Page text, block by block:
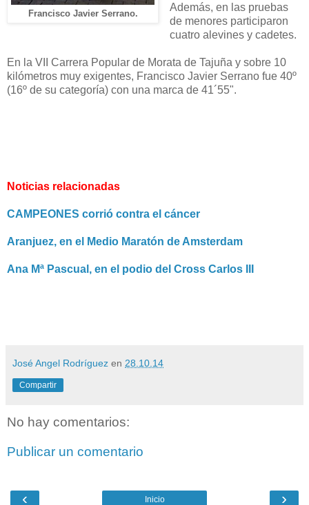
Francisco Javier Serrano.
Además, en las pruebas
de menores participaron
cuatro alevines y cadetes.
En la VII Carrera Popular de Morata de Tajuña y sobre 10
kilómetros muy exigentes, Francisco Javier Serrano fue 40º
(16º de su categoría) con una marca de 41´55".
Noticias relacionadas
CAMPEONES corrió contra el cáncer
Aranjuez, en el Medio Maratón de Amsterdam
Ana Mª Pascual, en el podio del Cross Carlos III
José Angel Rodríguez en 28.10.14
Compartir
No hay comentarios:
Publicar un comentario
‹ ›
Inicio